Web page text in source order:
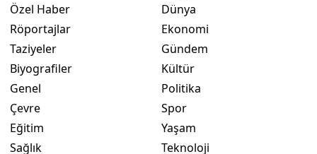
Özel Haber
Röportajlar
Taziyeler
Biyografiler
Genel
Çevre
Eğitim
Sağlık
Dünya
Ekonomi
Gündem
Kültür
Politika
Spor
Yaşam
Teknoloji